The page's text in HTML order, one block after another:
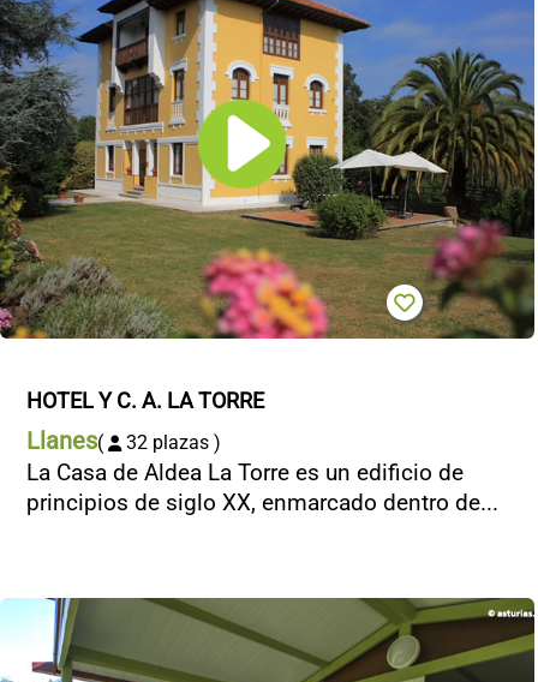
HOTEL Y C. A. LA TORRE
Llanes( 32 plazas )
La Casa de Aldea La Torre es un edificio de
principios de siglo XX, enmarcado dentro de...